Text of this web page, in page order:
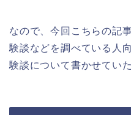
なので、今回こちらの記
験談などを調べている人
験談について書かせてい